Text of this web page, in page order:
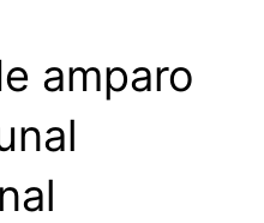
amparo